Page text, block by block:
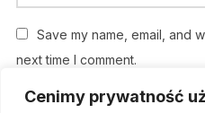
Cenimy prywatność
Save my name, email, and
next time I comment.